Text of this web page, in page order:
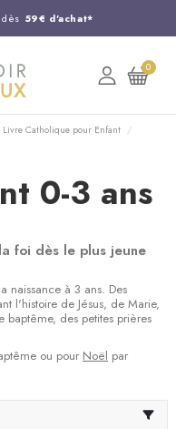
59€ d'achat*
03 20 24 74 15
le jour même !
0
Livre Catholique pour Enfant
0-3 ans
foi dès le plus jeune
naissance à 3 ans. Des
l'histoire de Jésus, de Marie,
baptême, des petites prières
ou pour Noël par